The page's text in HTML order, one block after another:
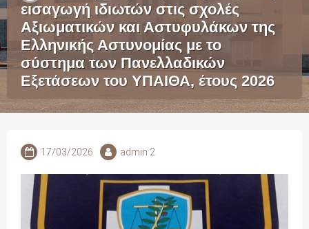
εισαγωγή ιδιωτών στις σχολές
Αξιωματικών και Αστυφυλάκων της
Ελληνικής Αστυνομίας με το
σύστημα των Πανελλαδικών
Εξετάσεων του ΥΠΑΙΘΑ, έτους 2026
17/03/2026 admin 2